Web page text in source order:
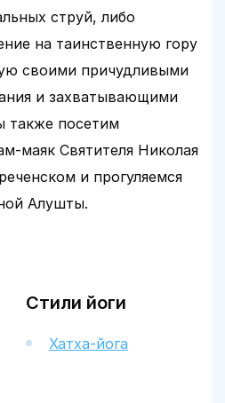
струй, либо
на таинственную гору
своими причудливыми
и захватывающими
также посетим
маяк Святителя Николая
и прогуляемся
Алушты.
Стили йоги
Хатха-йога